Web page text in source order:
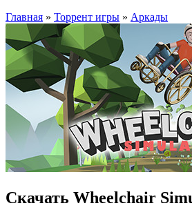
Главная » Торрент игры » Аркады
Скачать Wheelchair